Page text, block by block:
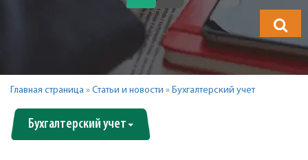
будете
искать?
Главная страница » Статьи и новости » Бухгалтерский учет
Бухгалтерский учет